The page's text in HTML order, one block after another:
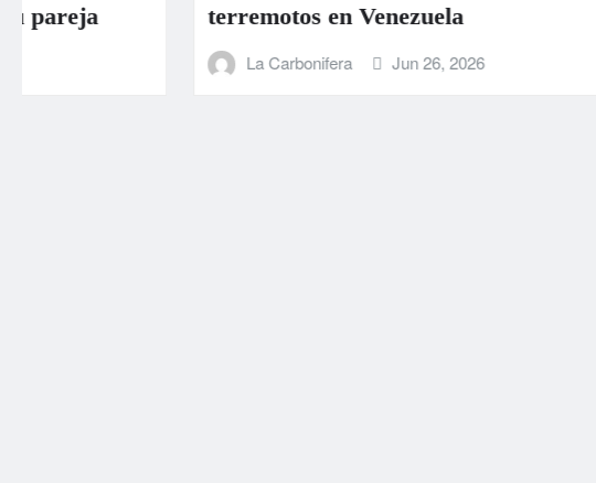
terremotos en Venezuela
Jun 26, 2026